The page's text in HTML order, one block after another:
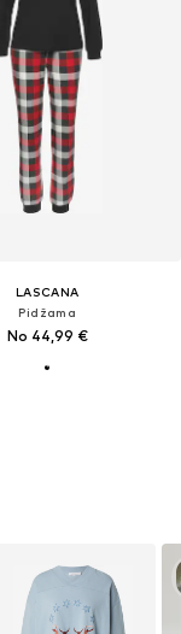
LASCANA
Pidžama
No 44,99 €